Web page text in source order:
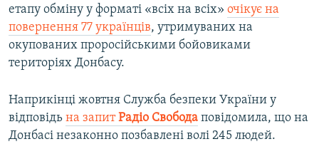
етапу обміну у форматі «всіх на всіх» очікує на
повернення 77 українців, утримуваних на
окупованих проросійськими бойовиками
територіях Донбасу.
Наприкінці жовтня Служба безпеки України у
відповідь на запитРадіо Свобода повідомила, що на
Донбасі незаконно позбавлені волі 245 людей.